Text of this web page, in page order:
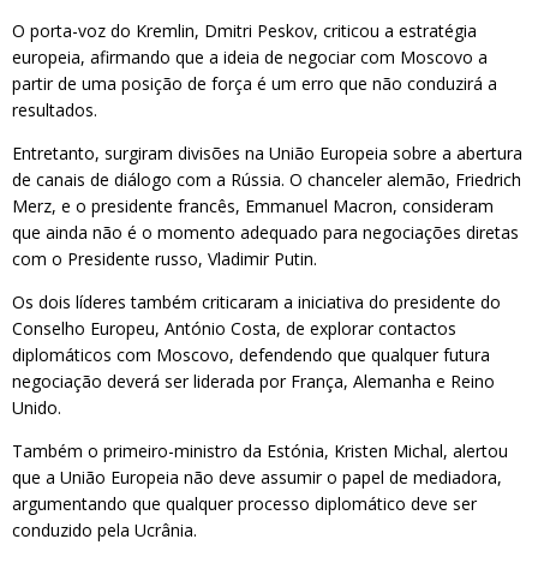
O porta-voz do Kremlin, Dmitri Peskov, criticou a estratégia
europeia, afirmando que a ideia de negociar com Moscovo a
partir de uma posição de força é um erro que não conduzirá a
resultados.
Entretanto, surgiram divisões na União Europeia sobre a abertura
de canais de diálogo com a Rússia. O chanceler alemão, Friedrich
Merz, e o presidente francês, Emmanuel Macron, consideram
que ainda não é o momento adequado para negociações diretas
com o Presidente russo, Vladimir Putin.
Os dois líderes também criticaram a iniciativa do presidente do
Conselho Europeu, António Costa, de explorar contactos
diplomáticos com Moscovo, defendendo que qualquer futura
negociação deverá ser liderada por França, Alemanha e Reino
Unido.
Também o primeiro-ministro da Estónia, Kristen Michal, alertou
que a União Europeia não deve assumir o papel de mediadora,
argumentando que qualquer processo diplomático deve ser
conduzido pela Ucrânia.